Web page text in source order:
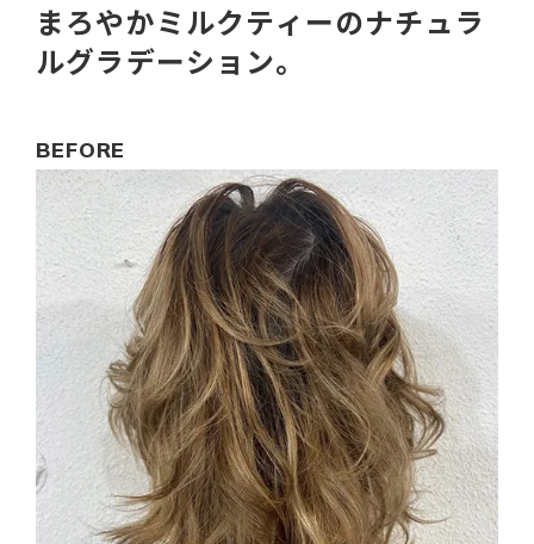
まろやかミルクティーのナチュラ
ルグラデーション。
BEFORE